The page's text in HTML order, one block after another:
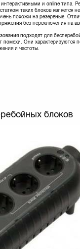
и online типа.
таких блоков
похожи на резервные.
без переключения на
подходят для
помехи. Они
и частоты.
блоков